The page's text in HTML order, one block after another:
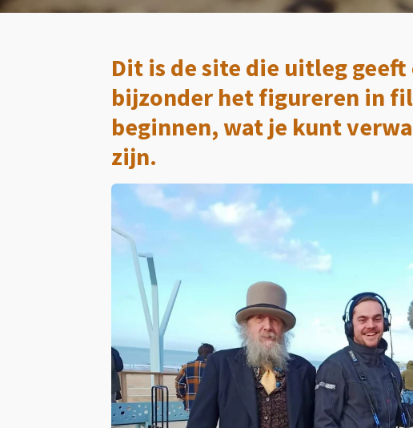
Dit is de site die uitleg
bijzonder het figureren in
beginnen, wat je kunt
zijn.